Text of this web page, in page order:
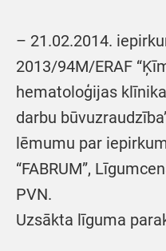
– 21.02.2014.
2013/94M/ERAF
hematoloģijas
darbu
lēmumu par
“FABRUM”,
PVN.
Uzsākta līguma